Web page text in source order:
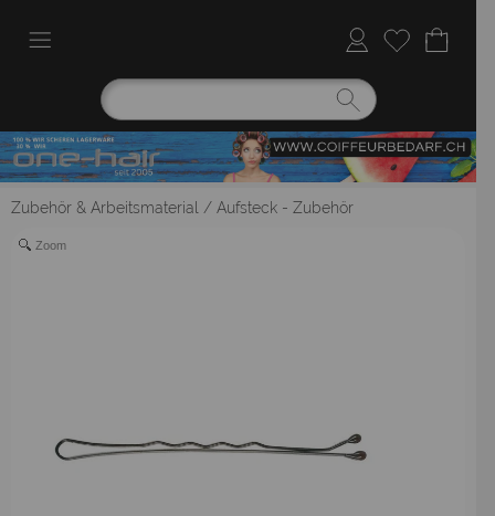
Zubehör & Arbeitsmaterial / Aufsteck - Zubehör
Zoom